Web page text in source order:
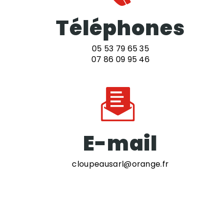
Téléphones
05 53 79 65 35
07 86 09 95 46
E-mail
cloupeausarl@orange.fr